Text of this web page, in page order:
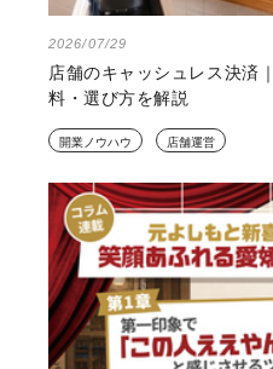
2026/07/29
店舗のキャッシュレス決済
料・選び方を解説
開業ノウハウ 店舗運営